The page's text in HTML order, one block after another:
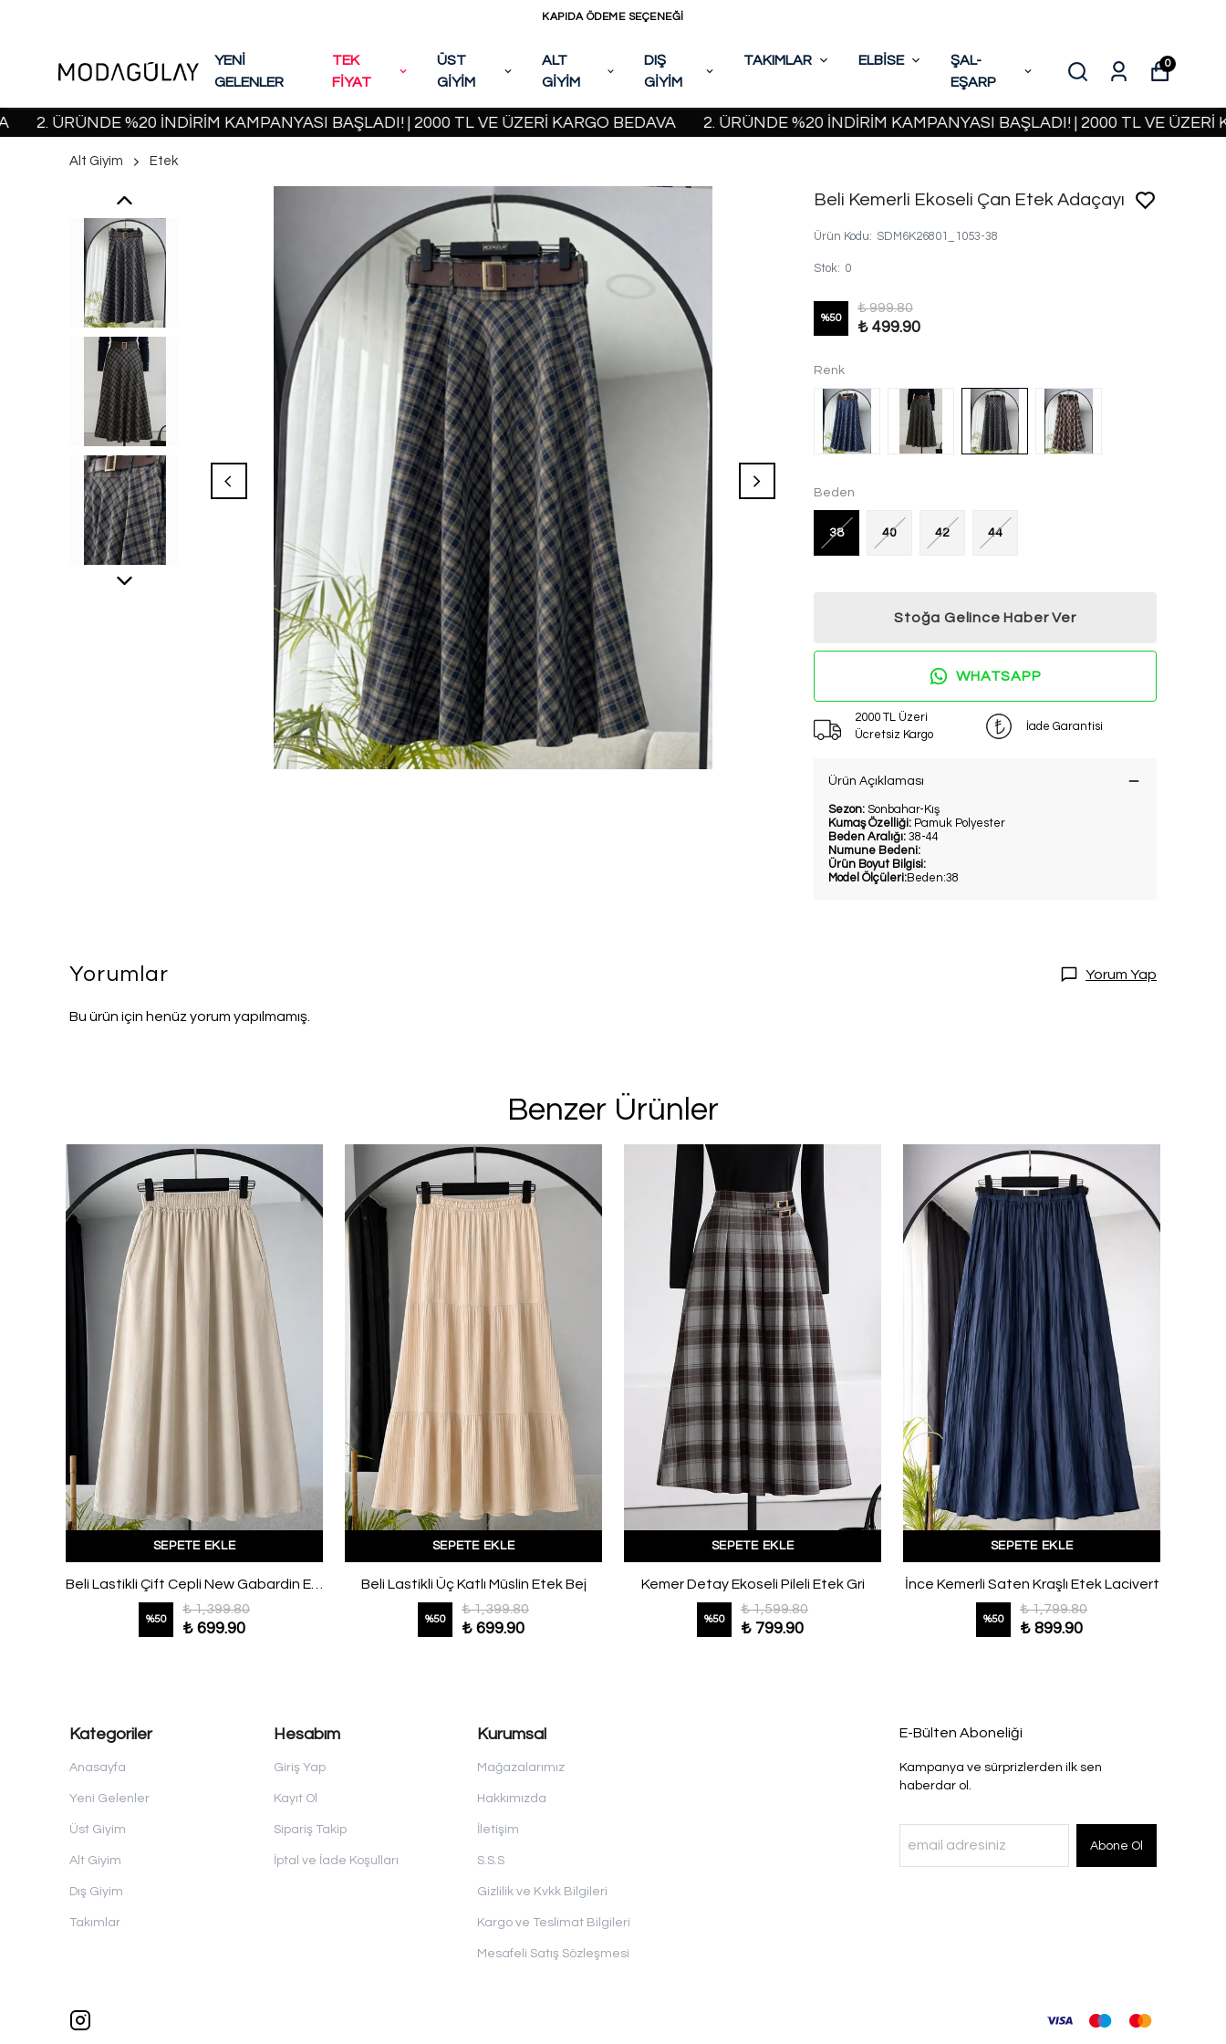
KAPIDA ÖDEME SEÇENEĞİ
YENİ
GELENLER
TEK
FİYAT
ÜST
GİYİM
ALT
GİYİM
DIŞ
GİYİM
TAKIMLAR ELBİSE
ŞAL-
EŞARP
0
%20 İNDİRİM KAMPANYASI BAŞLADI! | 2000 TL VE ÜZERİ KARGO BEDAVA 2. ÜRÜNDE %20 İNDİRİM KAMPANYASI BAŞLADI! | 2000 TL VE ÜZERİ KARGO
Alt Giyim Etek
Beli Kemerli Ekoseli Çan Etek Adaçayı
Ürün Kodu: SDM6K26801_1053-38
Stok: 0
%50
₺ 999.80
₺ 499.90
Renk
Beden
38 40 42 44
Stoğa Gelince Haber Ver
WHATSAPP
2000 TL Üzeri
Ücretsiz Kargo
İade Garantisi
Ürün Açıklaması
Sezon: Sonbahar-Kış
Kumaş Özelliği: Pamuk Polyester
Beden Aralığı: 38-44
Numune Bedeni:
Ürün Boyut Bilgisi:
Model Ölçüleri:Beden:38
Yorumlar Yorum Yap
Bu ürün için henüz yorum yapılmamış.
Benzer Ürünler
SEPETE EKLE
Beli Lastikli Çift Cepli New Gabardin Etek Taş
%50
₺ 1,399.80
₺ 699.90
SEPETE EKLE
Beli Lastikli Üç Katlı Müslin Etek Bej
%50
₺ 1,399.80
₺ 699.90
SEPETE EKLE
Kemer Detay Ekoseli Pileli Etek Gri
%50
₺ 1,599.80
₺ 799.90
SEPETE EKLE
İnce Kemerli Saten Kraşlı Etek Lacivert
%50
₺ 1,799.80
₺ 899.90
Kategoriler
Anasayfa
Yeni Gelenler
Üst Giyim
Alt Giyim
Dış Giyim
Takımlar
Hesabım
Giriş Yap
Kayıt Ol
Sipariş Takip
İptal ve İade Koşulları
Kurumsal
Mağazalarımız
Hakkımızda
İletişim
S.S.S
Gizlilik ve Kvkk Bilgileri
Kargo ve Teslimat Bilgileri
Mesafeli Satış Sözleşmesi
E-Bülten Aboneliği
Kampanya ve sürprizlerden ilk sen
haberdar ol.
Abone Ol
Kullanım Koşullarını kabul ediyorum
Kayıt Ol
E-posta adresinizi girerek pazarlama ve tanıtım ile ilgili iletişim almayı kabul
edersiniz ve Gizlilik Politikamızı okuduğunuzu ve kabul ettiğinizi onaylarsınız.